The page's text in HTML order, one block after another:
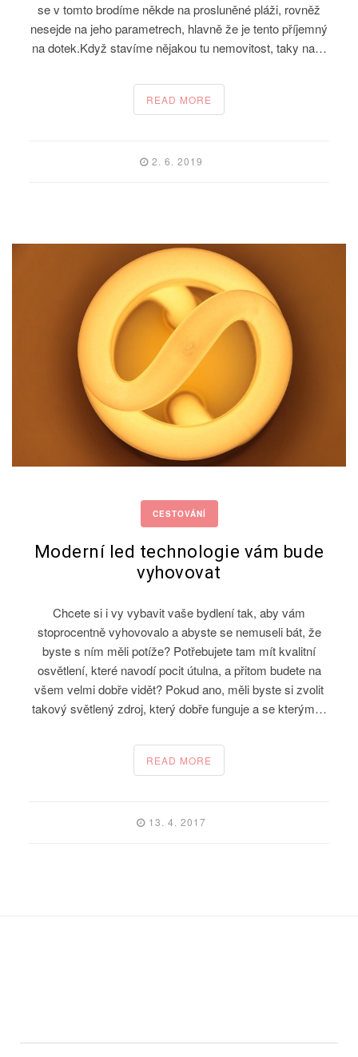
se v tomto brodíme někde na prosluněné pláži, rovněž
nesejde na jeho parametrech, hlavně že je tento příjemný
na dotek.Když stavíme nějakou tu nemovitost, taky na…
READ MORE
2. 6. 2019
CESTOVÁNÍ
Moderní led technologie vám bude
vyhovovat
Chcete si i vy vybavit vaše bydlení tak, aby vám
stoprocentně vyhovovalo a abyste se nemuseli bát, že
byste s ním měli potíže? Potřebujete tam mít kvalitní
osvětlení, které navodí pocit útulna, a přitom budete na
všem velmi dobře vidět? Pokud ano, měli byste si zvolit
takový světlený zdroj, který dobře funguje a se kterým…
READ MORE
13. 4. 2017